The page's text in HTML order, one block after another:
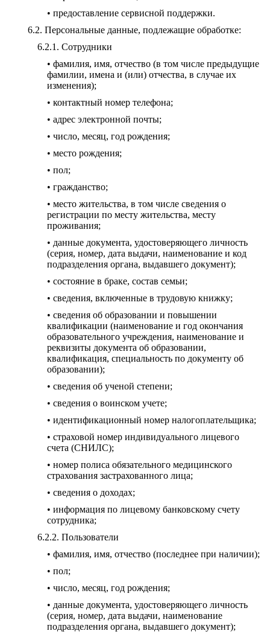
• предоставление сервисной поддержки.
Персональные данные, подлежащие обработке:
Сотрудники
• фамилия, имя, отчество (в том числе предыдущие
фамилии, имена и (или) отчества, в случае их
изменения);
• контактный номер телефона;
• адрес электронной почты;
• число, месяц, год рождения;
• место рождения;
• пол;
• гражданство;
• место жительства, в том числе сведения о
регистрации по месту жительства, месту
проживания;
• данные документа, удостоверяющего личность
(серия, номер, дата выдачи, наименование и код
подразделения органа, выдавшего документ);
• состояние в браке, состав семьи;
• сведения, включенные в трудовую книжку;
• сведения об образовании и повышении
квалификации (наименование и год окончания
образовательного учреждения, наименование и
реквизиты документа об образовании,
квалификация, специальность по документу об
образовании);
• сведения об ученой степени;
• сведения о воинском учете;
• идентификационный номер налогоплательщика;
• страховой номер индивидуального лицевого
счета (СНИЛС);
• номер полиса обязательного медицинского
страхования застрахованного лица;
• сведения о доходах;
• информация по лицевому банковскому счету
сотрудника;
Пользователи
• фамилия, имя, отчество (последнее при наличии);
• пол;
• число, месяц, год рождения;
• данные документа, удостоверяющего личность
(серия, номер, дата выдачи, наименование
подразделения органа, выдавшего документ);